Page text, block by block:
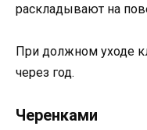
раскладывают на
При должном уходе
через год.
Черенками